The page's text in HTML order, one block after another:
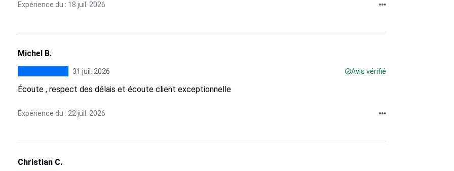
Expérience du : 18 juil. 2026
Michel B.
31 juil. 2026 Avis vérifié
Écoute , respect des délais et écoute client exceptionnelle
Expérience du : 22 juil. 2026
Christian C.